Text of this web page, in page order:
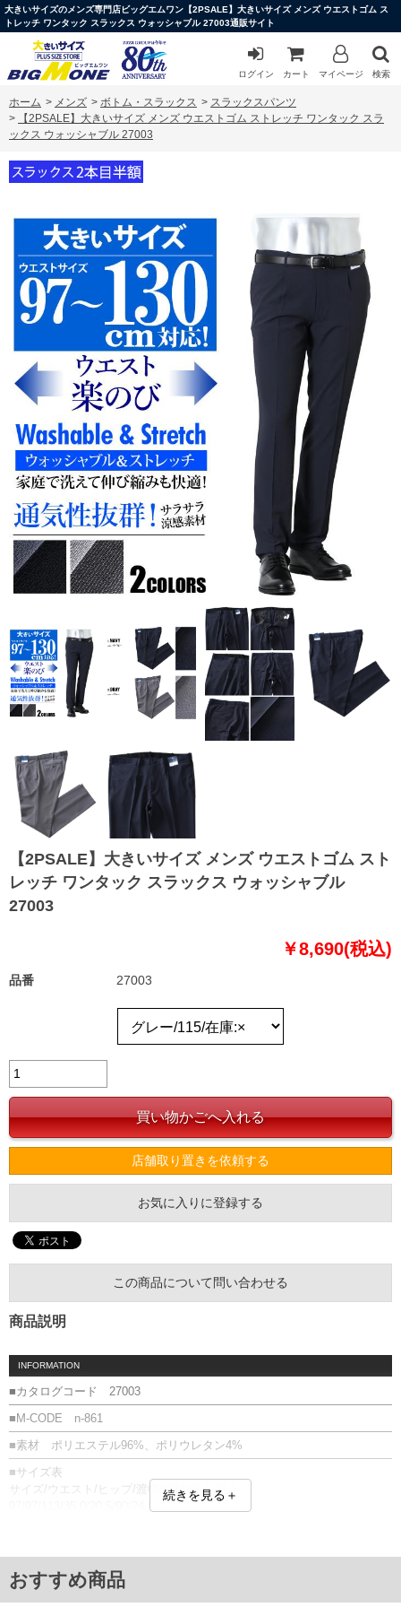
大きいサイズのメンズ専門店ビッグエムワン【2PSALE】大きいサイズ メンズ ウエストゴム ス
トレッチ ワンタック スラックス ウォッシャブル 27003通販サイト
ログイン カート マイページ 検索
ホーム > メンズ > ボトム・スラックス > スラックスパンツ
>
【2PSALE】大きいサイズ メンズ ウエストゴム ストレッチ ワンタック スラ
ックス ウォッシャブル 27003
【2PSALE】大きいサイズ メンズ ウエストゴム スト
レッチ ワンタック スラックス ウォッシャブル
27003
￥8,690(税込)
品番 27003
店舗取り置きを依頼する
お気に入りに登録する
この商品について問い合わせる
商品説明
INFORMATION
■カタログコード 27003
■M-CODE n-861
■素材 ポリエステル96%、ポリウレタン4%
■サイズ表
サイズ/ウエスト/ヒップ/渡幅/裾幅/股下/股上
97/97/113/35.0/20.5/90/24.5
110/110/124/37.7/22.0/90/26.0
115/115/127/38.0/22.5/90/26.5
120/120/130/38.7/23.0/90/27.0
続きを見る＋
おすすめ商品